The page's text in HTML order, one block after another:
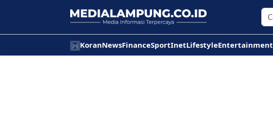
KoranNewsFinanceSportInetLifestyleEntertainment